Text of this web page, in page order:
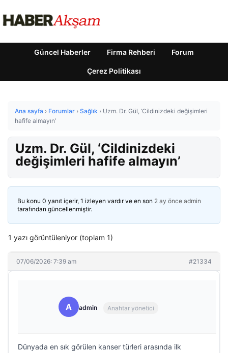
Güncel Haberler Firma Rehberi Forum
Çerez Politikası
Ana sayfa › Forumlar › Sağlık › Uzm. Dr. Gül, ‘Cildinizdeki değişimleri
hafife almayın’
Uzm. Dr. Gül, ‘Cildinizdeki
değişimleri hafife almayın’
Bu konu 0 yanıt içerir, 1 izleyen vardır ve en son 2 ay önce admin
tarafından güncellenmiştir.
1 yazı görüntüleniyor (toplam 1)
07/06/2026: 7:39 am #21334
A admin Anahtar yönetici
Dünyada en sık görülen kanser türleri arasında ilk